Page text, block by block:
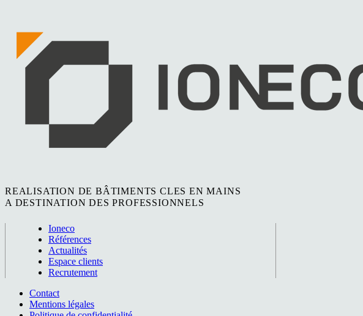
REALISATION DE BÂTIMENTS CLES EN MAINS
A DESTINATION DES PROFESSIONNELS
Ioneco
Références
Actualités
Espace clients
Recrutement
Contact
Mentions légales